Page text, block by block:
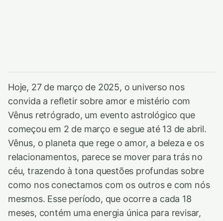
Hoje, 27 de março de 2025, o universo nos
convida a refletir sobre amor e mistério com
Vênus retrógrado, um evento astrológico que
começou em 2 de março e segue até 13 de abril.
Vênus, o planeta que rege o amor, a beleza e os
relacionamentos, parece se mover para trás no
céu, trazendo à tona questões profundas sobre
como nos conectamos com os outros e com nós
mesmos. Esse período, que ocorre a cada 18
meses, contém uma energia única para revisar,